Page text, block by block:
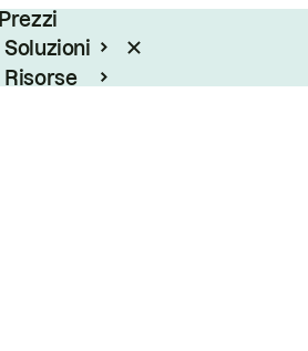
Prezzi
Soluzioni
Risorse